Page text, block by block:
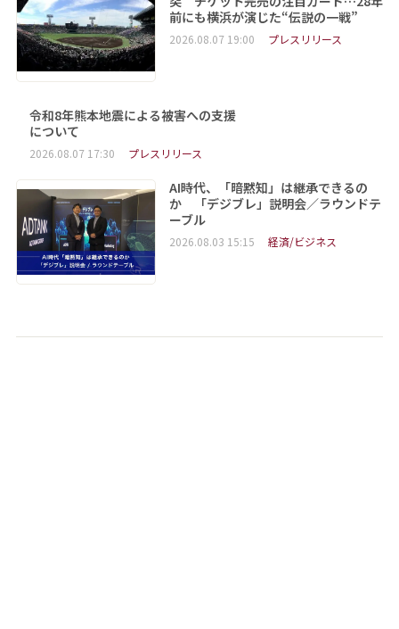
前にも横浜が演じた“伝説の一戦”
2026.08.07 19:00 プレスリリース
令和8年熊本地震による被害への支援
について
2026.08.07 17:30 プレスリリース
AI時代、「暗黙知」は継承できるの
か 「デジブレ」説明会／ラウンドテ
ーブル
2026.08.03 15:15 経済/ビジネス